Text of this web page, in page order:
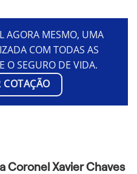
AGORA MESMO, UMA
COM TODAS AS
O SEGURO DE VIDA.
COTAÇÃO
Coronel Xavier Chaves